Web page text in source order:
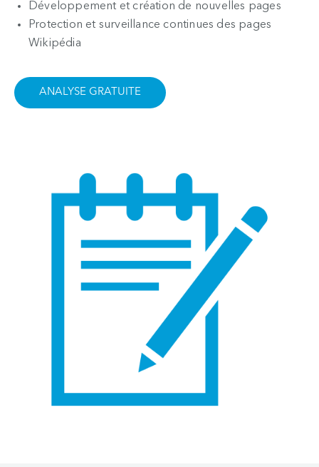
Développement et création de nouvelles pages
Protection et surveillance continues des pages
Wikipédia
ANALYSE GRATUITE